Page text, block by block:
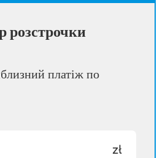
розстрочки
платіж по
zł